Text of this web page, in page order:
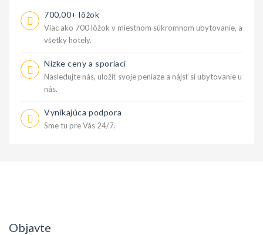
700,00+ lôžok
Viac ako 700 lôžok v miestnom súkromnom ubytovanie, a
všetky hotely.
Nízke ceny a sporiaci
Nasledujte nás, uložiť svoje peniaze a nájsť si ubytovanie u
nás.
Vynikajúca podpora
Sme tu pre Vás 24/7.
Objavte